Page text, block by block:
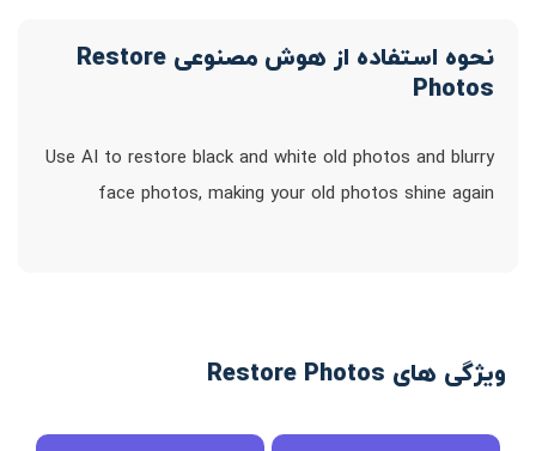
نحوه استفاده از هوش مصنوعی Restore
Photos
Use AI to restore black and white old photos and blurry
face photos, making your old photos shine again
ویژگی های Restore Photos